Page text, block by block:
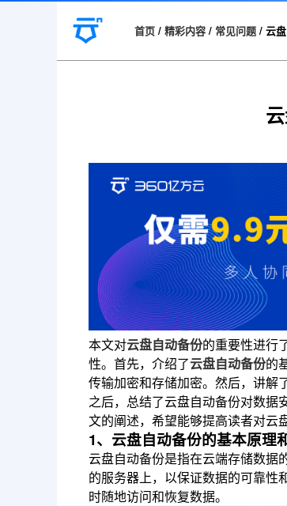
首页 / 精彩内容 / 常见问题 / 云
本文对云盘自动备份的重要性进行
性。首先，介绍了云盘自动备份的
传输加密和存储加密。然后，讲解
之后，总结了云盘自动备份对数据
文的阐述，希望能够提高读者对云
1、云盘自动备份的基本原理
云盘自动备份是指在云端存储数据
的服务器上，以保证数据的可靠性
时随地访问和恢复数据。